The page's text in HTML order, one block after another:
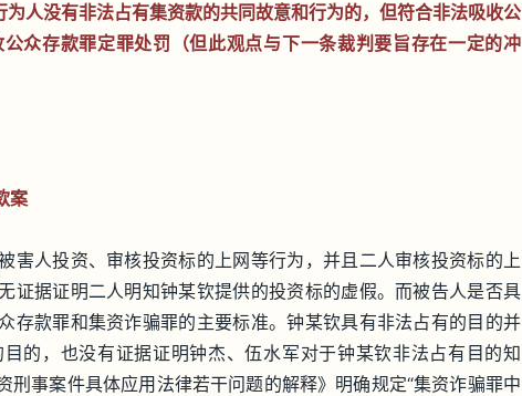
人没有非法占有集资款的共同故意和行为的，但符合非法吸收公
众存款罪定罪处罚（但此观点与下一条裁判要旨存在一定的冲
案
害人投资、审核投资标的上网等行为，并且二人审核投资标的上
证据证明二人明知钟某钦提供的投资标的虚假。而被告人是否具
存款罪和集资诈骗罪的主要标准。钟某钦具有非法占有的目的并
的，也没有证据证明钟杰、伍水军对于钟某钦非法占有目的知
刑事案件具体应用法律若干问题的解释》明确规定“集资诈骗罪中